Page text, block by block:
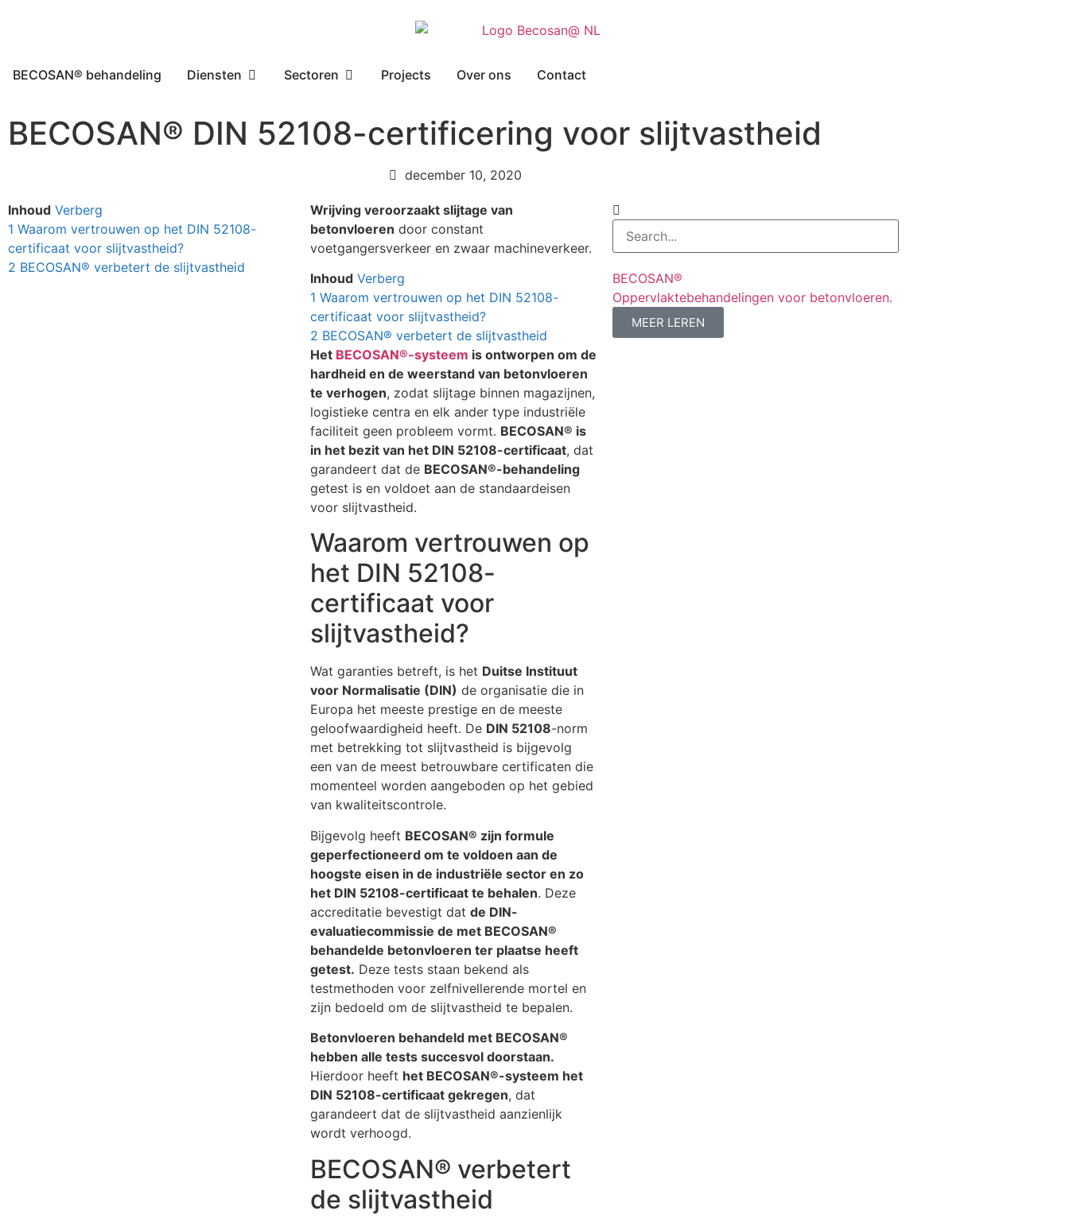
BECOSAN® behandeling Diensten Sectoren Projects Over ons Contact
BECOSAN® DIN 52108-certificering voor slijtvastheid
december 10, 2020
Inhoud Verberg
1 Waarom vertrouwen op het DIN 52108-
certificaat voor slijtvastheid?
2 BECOSAN® verbetert de slijtvastheid
Wrijving veroorzaakt slijtage van
betonvloeren door constant
voetgangersverkeer en zwaar machineverkeer.
Inhoud Verberg
1 Waarom vertrouwen op het DIN 52108-
certificaat voor slijtvastheid?
2 BECOSAN® verbetert de slijtvastheid
Het BECOSAN®-systeem is ontworpen om de
hardheid en de weerstand van betonvloeren
te verhogen, zodat slijtage binnen magazijnen,
logistieke centra en elk ander type industriële
faciliteit geen probleem vormt. BECOSAN® is
in het bezit van het DIN 52108-certificaat, dat
garandeert dat de BECOSAN®-behandeling
getest is en voldoet aan de standaardeisen
voor slijtvastheid.
Waarom vertrouwen op
het DIN 52108-
certificaat voor
slijtvastheid?
Wat garanties betreft, is het Duitse Instituut
voor Normalisatie (DIN) de organisatie die in
Europa het meeste prestige en de meeste
geloofwaardigheid heeft. De DIN 52108-norm
met betrekking tot slijtvastheid is bijgevolg
een van de meest betrouwbare certificaten die
momenteel worden aangeboden op het gebied
van kwaliteitscontrole.
Bijgevolg heeft BECOSAN® zijn formule
geperfectioneerd om te voldoen aan de
hoogste eisen in de industriële sector en zo
het DIN 52108-certificaat te behalen. Deze
accreditatie bevestigt dat de DIN-
evaluatiecommissie de met BECOSAN®
behandelde betonvloeren ter plaatse heeft
getest. Deze tests staan bekend als
testmethoden voor zelfnivellerende mortel en
zijn bedoeld om de slijtvastheid te bepalen.
Betonvloeren behandeld met BECOSAN®
hebben alle tests succesvol doorstaan.
Hierdoor heeft het BECOSAN®-systeem het
DIN 52108-certificaat gekregen, dat
garandeert dat de slijtvastheid aanzienlijk
wordt verhoogd.
BECOSAN® verbetert
de slijtvastheid
BECOSAN®
Oppervlaktebehandelingen voor betonvloeren.
MEER LEREN